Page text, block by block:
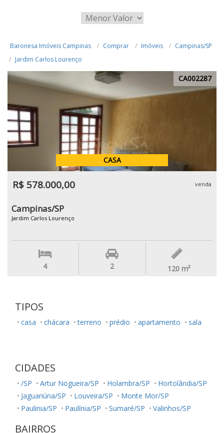
Baronesa Imóveis Campinas Comprar Imóveis
Campinas/SP
Jardim Carlos Lourenço
CA002287
CASA
R$ 578.000,00 venda
Campinas/SP
Jardim Carlos Lourenço
4 2 120 m²
TIPOS
casa chácara terreno prédio apartamento sala
CIDADES
/SP Artur Nogueira/SP Holambra/SP
Hortolândia/SP
Jaguariúna/SP
Louveira/SP
Monte Mor/SP
Paulinia/SP
Paulínia/SP Sumaré/SP Valinhos/SP
BAIRROS